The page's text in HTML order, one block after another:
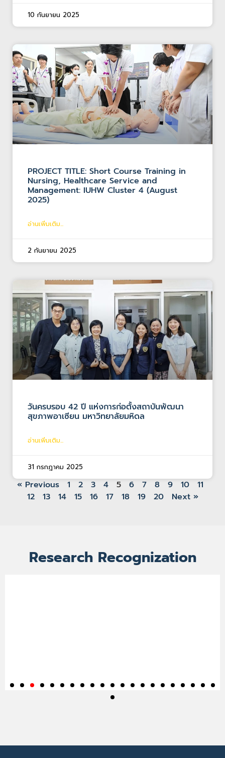
10 กันยายน 2025
PROJECT TITLE: Short Course Training in
Nursing, Healthcare Service and
Management: IUHW Cluster 4 (August
2025)
อ่านเพิ่มเติม...
2 กันยายน 2025
วันครบรอบ 42 ปี แห่งการก่อตั้งสถาบันพัฒนา
สุขภาพอาเซียน มหาวิทยาลัยมหิดล
อ่านเพิ่มเติม...
31 กรกฎาคม 2025
« Previous 1 2 3 4 5 6 7 8 9 10
11
12
13 14 15 16 17 18 19 20 Next »
Research Recognization